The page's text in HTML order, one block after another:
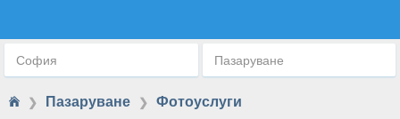
София Пазаруване
❯ Пазаруване ❯ Фотоуслуги